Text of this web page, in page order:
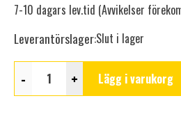
7-10 dagars lev.tid (Avvikelser
Leverantörslager:Slut i lager
- + Lägg i varukorg